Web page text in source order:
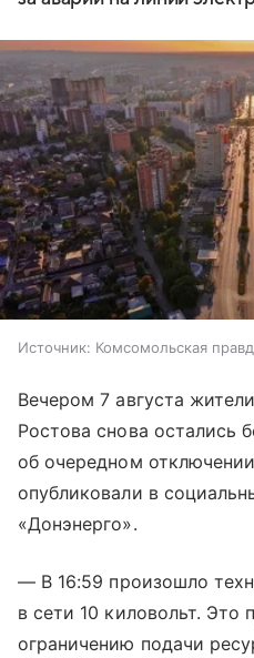
Источник: Комсомольская
Вечером 7 августа
Ростова снова остались
об очередном
опубликовали в
«Донэнерго».
— В 16:59 произошло
в сети 10 киловольт. Это
ограничению подачи